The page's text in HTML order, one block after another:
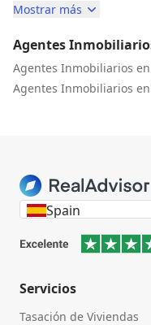
Mostrar más
Agentes
Agentes Inmobiliarios
Agentes Inmobiliarios
Spain
Servicios
Tasación de Viviendas